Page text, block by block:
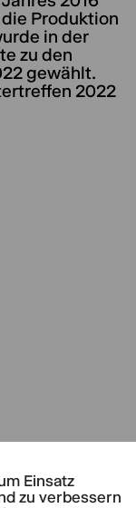
Einsatz
zu verbessern
Produktion
in der
zu den
gewählt.
2022